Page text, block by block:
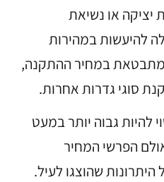
יציקה או נשיאת
להיעשות במהירות
מתבטאת במחיר ההתקנה,
סוגי גדרות אחרות.
להיות גבוה יותר במעט
הפרשי המחיר
שהוצגו לעיל.